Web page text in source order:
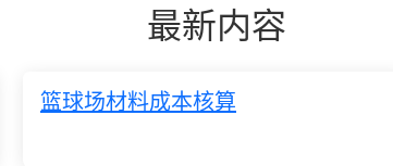
最新内容
篮球场材料成本核算